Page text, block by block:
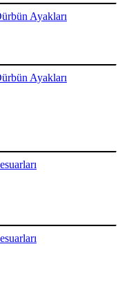
Ayakları
Ayakları